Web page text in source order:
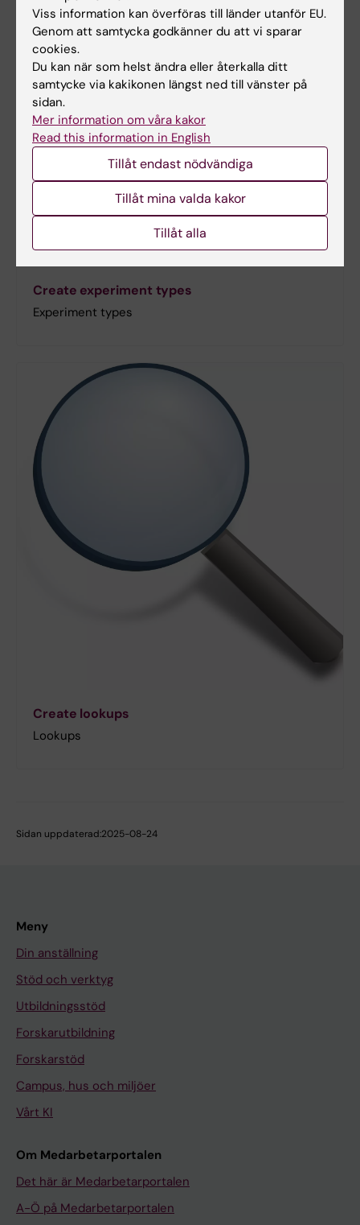
Create experiment types
Experiment types
Create lookups
Lookups
Sidan uppdaterad:2025-08-24
Meny
Din anställning
Stöd och verktyg
Utbildningsstöd
Forskarutbildning
Forskarstöd
Campus, hus och miljöer
Vårt KI
Om Medarbetarportalen
Det här är Medarbetarportalen
A-Ö på Medarbetarportalen
Viss information kan överföras till länder utanför EU.
Genom att samtycka godkänner du att vi sparar
cookies.
Du kan när som helst ändra eller återkalla ditt
samtycke via kakikonen längst ned till vänster på
sidan.
Mer information om våra kakor
Read this information in English
Tillåt endast nödvändiga
Tillåt mina valda kakor
Tillåt alla